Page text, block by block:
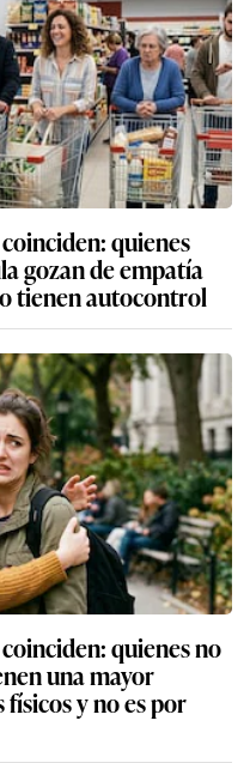
quienes
gozan de empatía
tienen autocontrol
quienes no
una mayor
y no es por